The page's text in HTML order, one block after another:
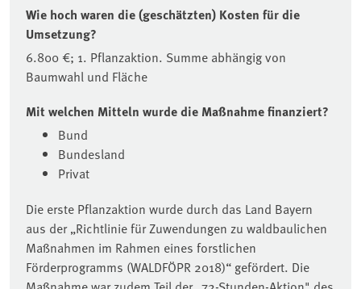
Wie hoch waren die (geschätzten) Kosten für die
Umsetzung?
6.800 €; 1. Pflanzaktion. Summe abhängig von
Baumwahl und Fläche
Mit welchen Mitteln wurde die Maßnahme finanziert?
Bund
Bundesland
Privat
Die erste Pflanzaktion wurde durch das Land Bayern
aus der „Richtlinie für Zuwendungen zu waldbaulichen
Maßnahmen im Rahmen eines forstlichen
Förderprogramms (WALDFÖPR 2018)“ gefördert. Die
Maßnahme war zudem Teil der „72-Stunden-Aktion" des